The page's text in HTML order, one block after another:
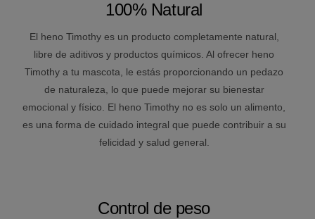
100% Natural
El heno Timothy es un producto completamente natural,
libre de aditivos y productos químicos. Al ofrecer heno
Timothy a tu mascota, le estás proporcionando un pedazo
de naturaleza, lo que puede mejorar su bienestar
emocional y físico. El heno Timothy no es solo un alimento,
es una forma de cuidado integral que puede contribuir a su
felicidad y salud general.
Control de peso